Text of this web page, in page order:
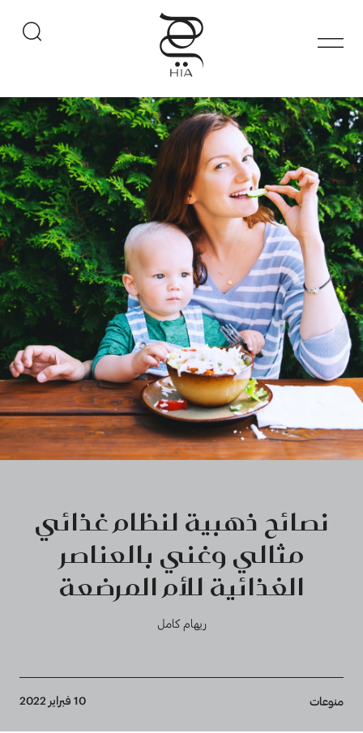
نصائح ذهبية لنظام غذائي
مثالي وغني بالعناصر
الغذائية للأم المرضعة
ريهام كامل
Breadcrumb
منوعات 10 فبراير 2022